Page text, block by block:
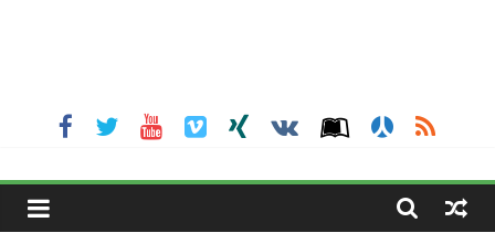
MGNEWSINDIA